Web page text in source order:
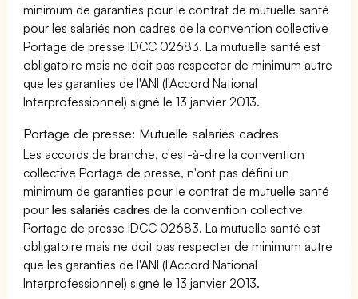
minimum de garanties pour le contrat de mutuelle santé
pour les salariés non cadres de la convention collective
Portage de presse IDCC 02683. La mutuelle santé est
obligatoire mais ne doit pas respecter de minimum autre
que les garanties de l'ANI (l'Accord National
Interprofessionnel) signé le 13 janvier 2013.
Portage de presse: Mutuelle salariés cadres
Les accords de branche, c'est-à-dire la convention
collective Portage de presse, n'ont pas défini un
minimum de garanties pour le contrat de mutuelle santé
pourles salariés cadres de la convention collective
Portage de presse IDCC 02683. La mutuelle santé est
obligatoire mais ne doit pas respecter de minimum autre
que les garanties de l'ANI (l'Accord National
Interprofessionnel) signé le 13 janvier 2013.